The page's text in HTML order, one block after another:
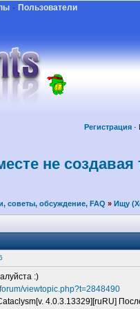
· Пользователи
Регистрация ·
не
советы, обсуждение, FAQ » Ищу
:)
viewtopic.php?t=2848490
4.0.3.13329][ruRU]